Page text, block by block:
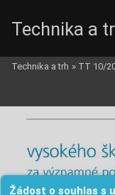
Žádost o souhlas s
Technika a
Technika a trh » TT 10/